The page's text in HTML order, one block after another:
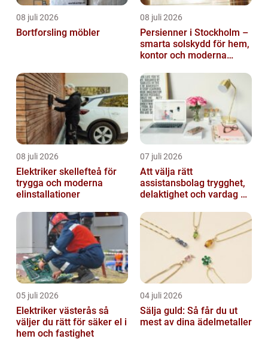
08 juli 2026
Bortforsling möbler
08 juli 2026
Persienner i Stockholm –
smarta solskydd för hem,
kontor och moderna
08 juli 2026
Elektriker skellefteå för
trygga och moderna
elinstallationer
07 juli 2026
Att välja rätt
assistansbolag trygghet,
delaktighet och vardag på
05 juli 2026
Elektriker västerås så
väljer du rätt för säker el i
hem och fastighet
04 juli 2026
Sälja guld: Så får du ut
mest av dina ädelmetaller